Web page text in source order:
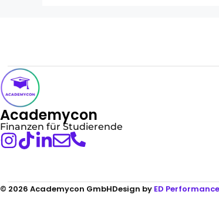
Academycon
Finanzen für Studierende
© 2026 Academycon GmbHDesign by ED Performance